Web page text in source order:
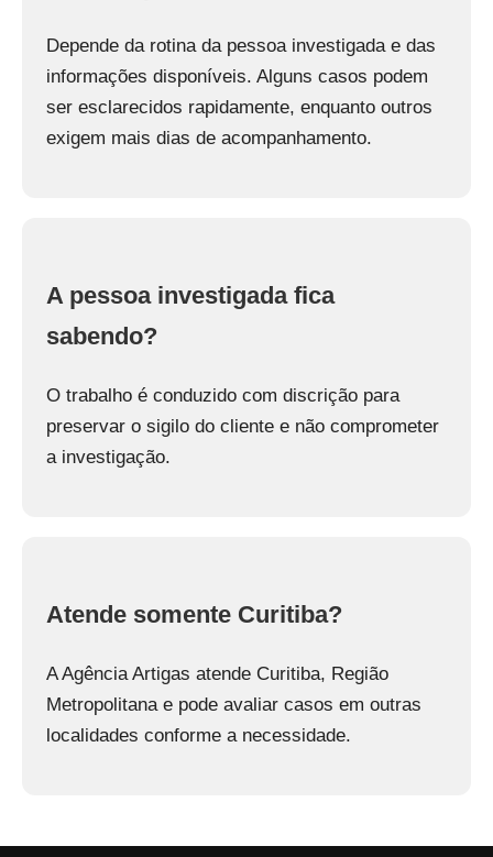
Depende da rotina da pessoa investigada e das
informações disponíveis. Alguns casos podem
ser esclarecidos rapidamente, enquanto outros
exigem mais dias de acompanhamento.
A pessoa investigada fica
sabendo?
O trabalho é conduzido com discrição para
preservar o sigilo do cliente e não comprometer
a investigação.
Atende somente Curitiba?
A Agência Artigas atende Curitiba, Região
Metropolitana e pode avaliar casos em outras
localidades conforme a necessidade.